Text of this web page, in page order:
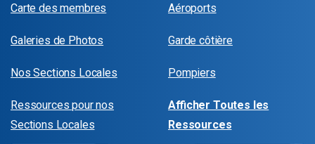
Carte des membres
Galeries de Photos
Nos Sections Locales
Ressources pour nos
Sections Locales
Aéroports
Garde côtière
Pompiers
Afficher Toutes les
Ressources